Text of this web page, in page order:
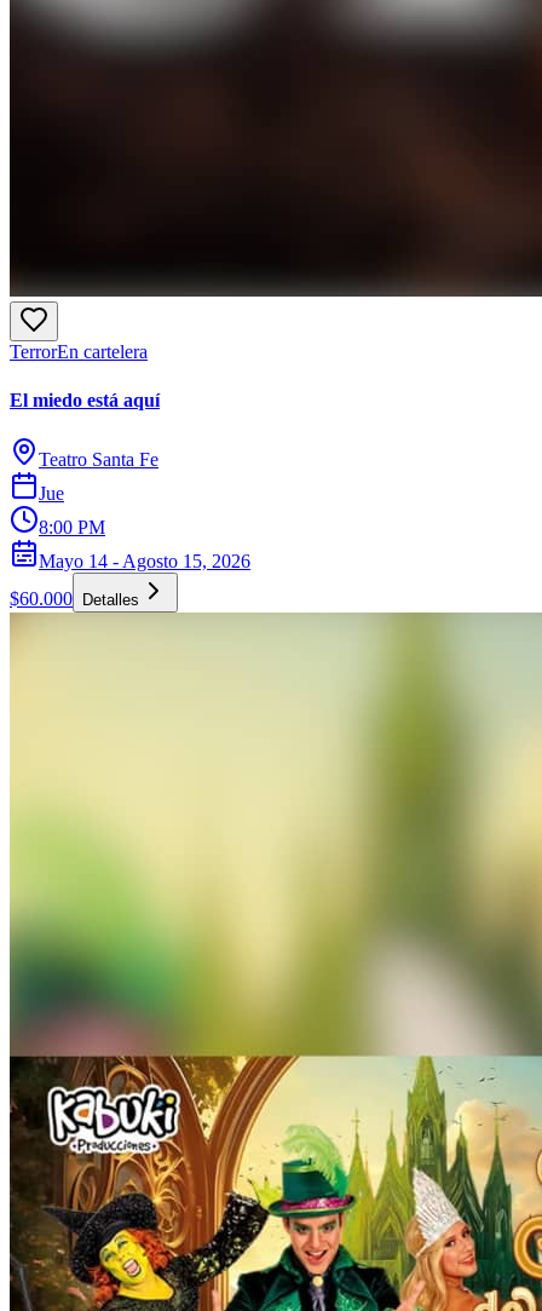
TerrorEn cartelera
El miedo está aquí
Teatro Santa Fe
Jue
8:00 PM
Mayo 14 - Agosto 15, 2026
$60.000
Detalles